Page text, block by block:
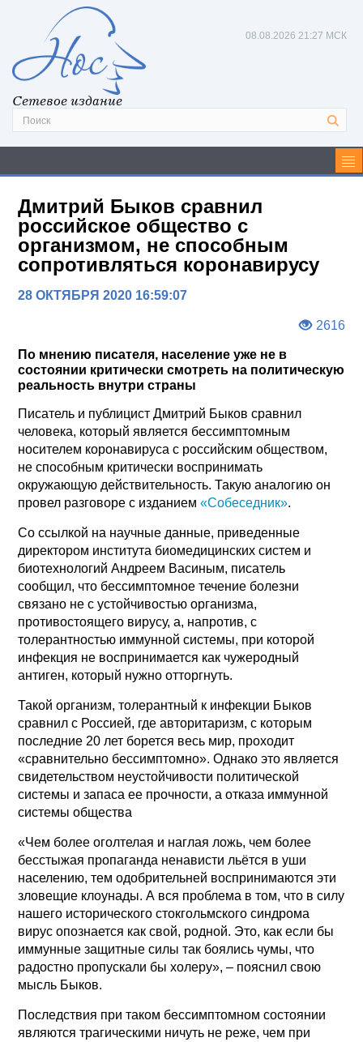
Сетевое издание
08.08.2026 21:27 МСК
Дмитрий Быков сравнил
российское общество с
организмом, не способным
сопротивляться коронавирусу
28 ОКТЯБРЯ 2020 16:59:07
2616
По мнению писателя, население уже не в
состоянии критически смотреть на политическую
реальность внутри страны
Писатель и публицист Дмитрий Быков сравнил
человека, который является бессимптомным
носителем коронавируса с российским обществом,
не способным критически воспринимать
окружающую действительность. Такую аналогию он
провел разговоре с изданием«Собеседник».
Со ссылкой на научные данные, приведенные
директором института биомедицинских систем и
биотехнологий Андреем Васиным, писатель
сообщил, что бессимптомное течение болезни
связано не с устойчивостью организма,
противостоящего вирусу, а, напротив, с
толерантностью иммунной системы, при которой
инфекция не воспринимается как чужеродный
антиген, который нужно отторгнуть.
Такой организм, толерантный к инфекции Быков
сравнил с Россией, где авторитаризм, с которым
последние 20 лет борется весь мир, проходит
«сравнительно бессимптомно». Однако это является
свидетельством неустойчивости политической
системы и запаса ее прочности, а отказа иммунной
системы общества
«Чем более оголтелая и наглая ложь, чем более
бесстыжая пропаганда ненависти льётся в уши
населению, тем одобрительней воспринимаются эти
зловещие клоунады. А вся проблема в том, что в силу
нашего исторического стокгольмского синдрома
вирус опознается как свой, родной. Это, как если бы
иммунные защитные силы так боялись чумы, что
радостно пропускали бы холеру», – пояснил свою
мысль Быков.
Последствия при таком бессимптомном состоянии
являются трагическими ничуть не реже, чем при